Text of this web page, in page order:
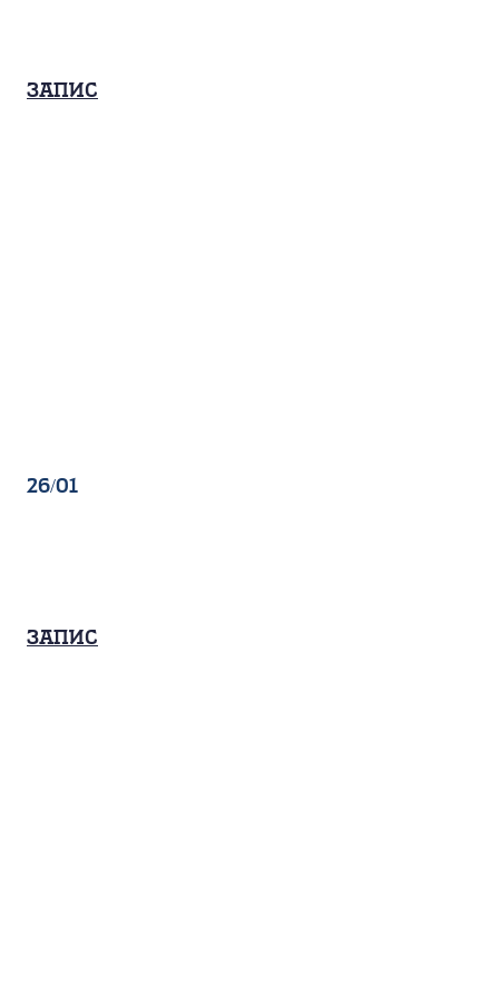
Запис
26/01
Запис